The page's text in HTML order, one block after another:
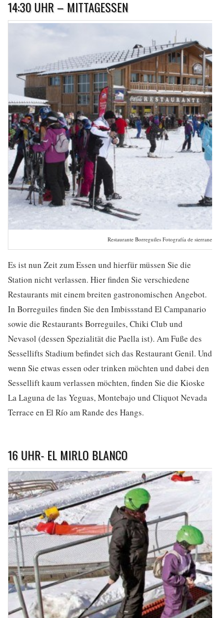
14:30 UHR – MITTAGESSEN
Restaurante Borreguiles Fotografía de
Es ist nun Zeit zum Essen und hierfür müssen Sie die
Station nicht verlassen. Hier finden Sie verschiedene
Restaurants mit einem breiten gastronomischen Angebot.
In Borreguiles finden Sie den Imbissstand El Campanario
sowie die Restaurants Borreguiles, Chiki Club und
Nevasol (dessen Spezialität die Paella ist). Am Fuße des
Sessellifts Stadium befindet sich das Restaurant Genil. Und
wenn Sie etwas essen oder trinken möchten und dabei den
Sessellift kaum verlassen möchten, finden Sie die Kioske
La Laguna de las Yeguas, Montebajo und Cliquot Nevada
Terrace en El Río am Rande des Hangs.
16 UHR- EL MIRLO BLANCO